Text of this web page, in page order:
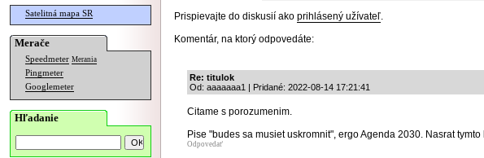
Satelitná mapa SR
Merače
Speedmeter Merania
Pingmeter
Googlemeter
Hľadanie
Prispievajte do diskusií ako prihlásený užívateľ.
Komentár, na ktorý odpovedáte:
Re: titulok
Od: aaaaaaa1 | Pridané: 2022-08-14 17:21:41
Citame s porozumenim.
Pise "budes sa musiet uskromnit", ergo Agenda 2030. Nasrat tymto
Odpovedať